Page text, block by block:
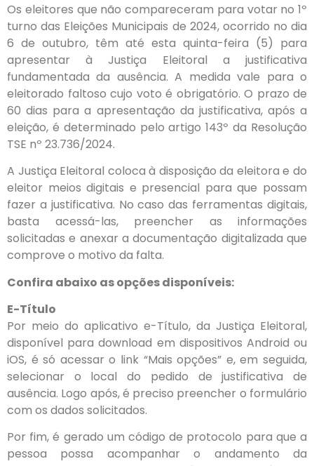
Os eleitores que não compareceram para votar no 1º
turno das Eleições Municipais de 2024, ocorrido no dia
6 de outubro, têm até esta quinta-feira (5) para
apresentar à Justiça Eleitoral a justificativa
fundamentada da ausência. A medida vale para o
eleitorado faltoso cujo voto é obrigatório. O prazo de
60 dias para a apresentação da justificativa, após a
eleição, é determinado pelo artigo 143º da Resolução
TSE nº 23.736/2024.
A Justiça Eleitoral coloca à disposição da eleitora e do
eleitor meios digitais e presencial para que possam
fazer a justificativa. No caso das ferramentas digitais,
basta acessá-las, preencher as informações
solicitadas e anexar a documentação digitalizada que
comprove o motivo da falta.
Confira abaixo as opções disponíveis:
E-Título
Por meio do aplicativo e-Título, da Justiça Eleitoral,
disponível para download em dispositivos Android ou
iOS, é só acessar o link “Mais opções” e, em seguida,
selecionar o local do pedido de justificativa de
ausência. Logo após, é preciso preencher o formulário
com os dados solicitados.
Por fim, é gerado um código de protocolo para que a
pessoa possa acompanhar o andamento da